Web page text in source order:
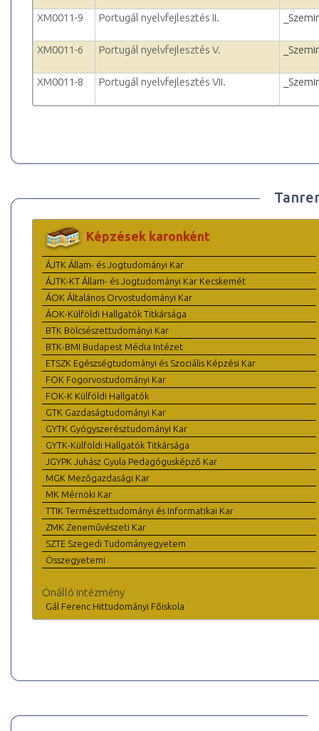
XM0011-9 Portugál nyelvfejlesztés II.
XM0011-6 Portugál nyelvfejlesztés V.
XM0011-8 Portugál nyelvfejlesztés VII.
Képzések karonként
ÁJTK Állam- és Jogtudományi Kar
ÁJTK-KT Állam- és Jogtudományi Kar Kecskemét
ÁOK Általános Orvostudományi Kar
ÁOK-Külföldi Hallgatók Titkársága
BTK Bölcsészettudományi Kar
BTK-BMI Budapest Média Intézet
ETSZK Egészségtudományi és Szociális Képzési Kar
FOK Fogorvostudományi Kar
FOK-K Külföldi Hallgatók
GTK Gazdaságtudományi Kar
GYTK Gyógyszerésztudományi Kar
GYTK-Külföldi Hallgatók Titkársága
JGYPK Juhász Gyula Pedagógusképző Kar
MGK Mezőgazdasági Kar
MK Mérnöki Kar
TTIK Természettudományi és Informatikai Kar
ZMK Zeneművészeti Kar
SZTE Szegedi Tudományegyetem
Összegyetemi
Önálló intézmény
Gál Ferenc Hittudományi Főiskola